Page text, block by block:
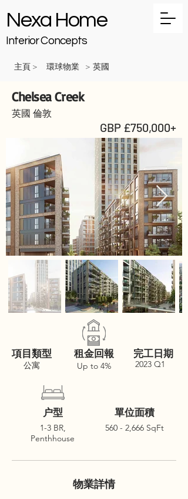
Nexa Home
Interior Concepts
主頁 > 環球物業 > 英國
Chelsea Creek
英國 倫敦
GBP £750,000+
項目類型
公寓
租金回報
Up to 4%
完工日期
2023 Q1
户型
1-3 BR,
Penthhouse
單位面積
560 - 2,666 SqFt
物業詳情